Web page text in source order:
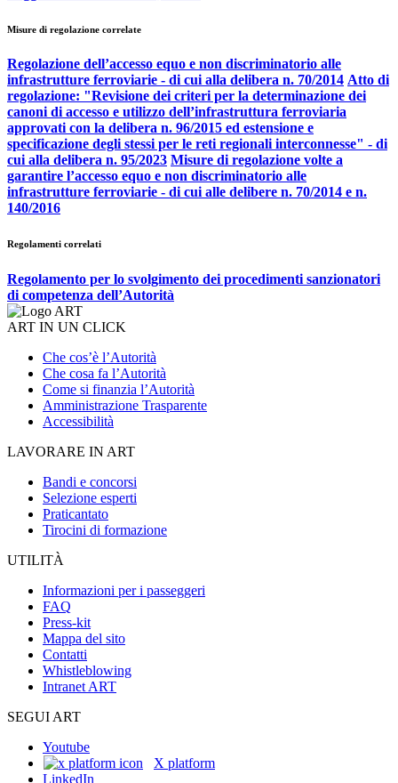
Misure di regolazione correlate
Regolazione dell’accesso equo e non discriminatorio alle
infrastrutture ferroviarie - di cui alla delibera n. 70/2014 Atto di
regolazione: "Revisione dei criteri per la determinazione dei
canoni di accesso e utilizzo dell’infrastruttura ferroviaria
approvati con la delibera n. 96/2015 ed estensione e
specificazione degli stessi per le reti regionali interconnesse" - di
cui alla delibera n. 95/2023 Misure di regolazione volte a
garantire l’accesso equo e non discriminatorio alle
infrastrutture ferroviarie - di cui alle delibere n. 70/2014 e n.
140/2016
Regolamenti correlati
Regolamento per lo svolgimento dei procedimenti sanzionatori
di competenza dell’Autorità
ART IN UN CLICK
Che cos’è l’Autorità
Che cosa fa l’Autorità
Come si finanzia l’Autorità
Amministrazione Trasparente
Accessibilità
LAVORARE IN ART
Bandi e concorsi
Selezione esperti
Praticantato
Tirocini di formazione
UTILITÀ
Informazioni per i passeggeri
FAQ
Press-kit
Mappa del sito
Contatti
Whistleblowing
Intranet ART
SEGUI ART
Youtube
X platform
LinkedIn